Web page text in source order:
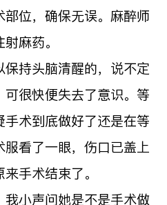
位，确保无误。麻醉师
麻药。
持头脑清醒的，说不定
很快便失去了意识。等
术到底做好了还是在等
看了一眼，伤口已盖上
手术结束了。
小声问她是不是手术做